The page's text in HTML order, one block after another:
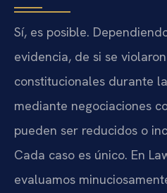
Sí, es posible.
evidencia, de si se
constitucionales durante
mediante negociaciones
pueden ser reducidos o
Cada caso es único. En
evaluamos